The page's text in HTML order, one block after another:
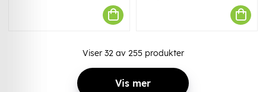
Viser 32av 255 produkter
Vis mer